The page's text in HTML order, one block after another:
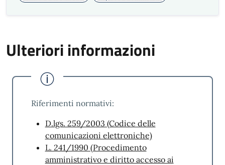
Ulteriori informazioni
Riferimenti normativi:
D.lgs. 259/2003 (Codice delle
comunicazioni elettroniche)
L. 241/1990 (Procedimento
amministrativo e diritto accesso ai